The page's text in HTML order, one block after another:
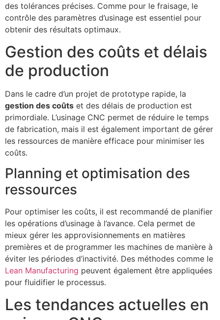
des tolérances précises. Comme pour le fraisage, le
contrôle des paramètres d’usinage est essentiel pour
obtenir des résultats optimaux.
Gestion des coûts et délais
de production
Dans le cadre d’un projet de prototype rapide, la
gestion des coûts et des délais de production est
primordiale. L’usinage CNC permet de réduire le temps
de fabrication, mais il est également important de gérer
les ressources de manière efficace pour minimiser les
coûts.
Planning et optimisation des
ressources
Pour optimiser les coûts, il est recommandé de planifier
les opérations d’usinage à l’avance. Cela permet de
mieux gérer les approvisionnements en matières
premières et de programmer les machines de manière à
éviter les périodes d’inactivité. Des méthodes comme le
Lean Manufacturing peuvent également être appliquées
pour fluidifier le processus.
Les tendances actuelles en